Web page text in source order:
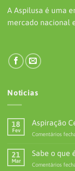
A Aspilusa é uma
mercado nacional
Noticias
18
Fev
Aspiração
Comentários
21
Mar
Sabe o que
Comentários